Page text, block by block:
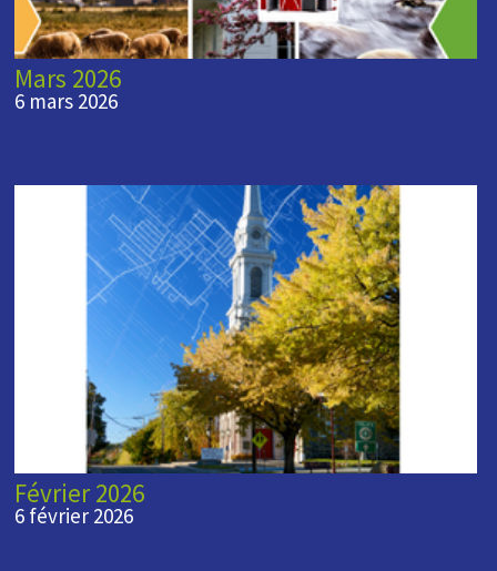
Mars 2026
6 mars 2026
Février 2026
6 février 2026